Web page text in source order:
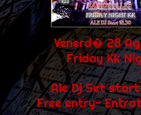
Venerd� 28
Friday Kk
Ale Dj Set start
Free entry-